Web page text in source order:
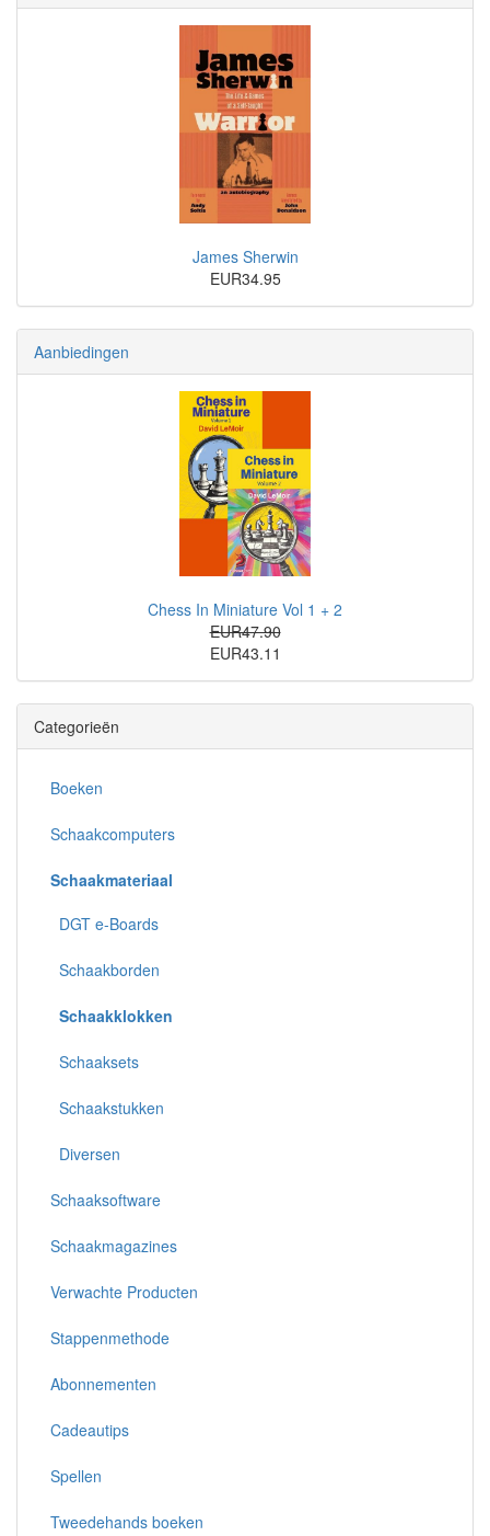
James Sherwin
EUR34.95
Aanbiedingen
Chess In Miniature Vol 1 + 2
EUR47.90
EUR43.11
Categorieën
Boeken
Schaakcomputers
Schaakmateriaal
DGT e-Boards
Schaakborden
Schaakklokken
Schaaksets
Schaakstukken
Diversen
Schaaksoftware
Schaakmagazines
Verwachte Producten
Stappenmethode
Abonnementen
Cadeautips
Spellen
Tweedehands boeken